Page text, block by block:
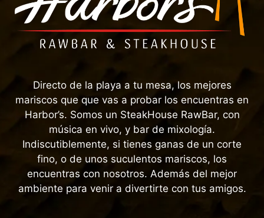
Directo de la playa a tu mesa, los mejores
mariscos que que vas a probar los encuentras en
Harbor’s. Somos un SteakHouse RawBar, con
música en vivo, y bar de mixología.
Indiscutiblemente, si tienes ganas de un corte
fino, o de unos suculentos mariscos, los
encuentras con nosotros. Además del mejor
ambiente para venir a divertirte con tus amigos.